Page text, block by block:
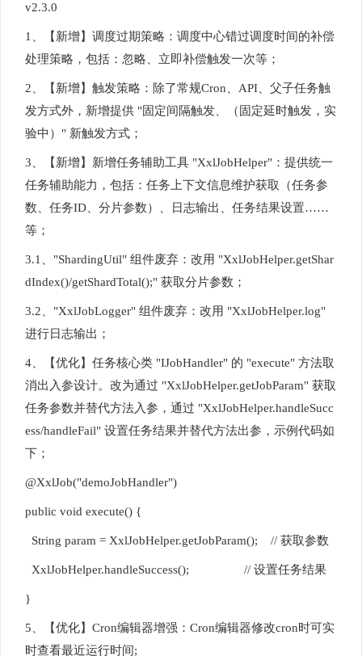
v2.3.0
1、【新增】调度过期策略：调度中心错过调度时间的补偿
处理策略，包括：忽略、立即补偿触发一次等；
2、【新增】触发策略：除了常规Cron、API、父子任务触
发方式外，新增提供 "固定间隔触发、（固定延时触发，实
验中）" 新触发方式；
3、【新增】新增任务辅助工具 "XxlJobHelper"：提供统一
任务辅助能力，包括：任务上下文信息维护获取（任务参
数、任务ID、分片参数）、日志输出、任务结果设置……
等；
3.1、"ShardingUtil" 组件废弃：改用 "XxlJobHelper.getShar
dIndex()/getShardTotal();" 获取分片参数；
3.2、"XxlJobLogger" 组件废弃：改用 "XxlJobHelper.log"
进行日志输出；
4、【优化】任务核心类 "IJobHandler" 的 "execute" 方法取
消出入参设计。改为通过 "XxlJobHelper.getJobParam" 获取
任务参数并替代方法入参，通过 "XxlJobHelper.handleSucc
ess/handleFail" 设置任务结果并替代方法出参，示例代码如
下；
@XxlJob("demoJobHandler")
public void execute() {
String param = XxlJobHelper.getJobParam(); // 获取参数
XxlJobHelper.handleSuccess(); // 设置任务结果
}
5、【优化】Cron编辑器增强：Cron编辑器修改cron时可实
时查看最近运行时间;